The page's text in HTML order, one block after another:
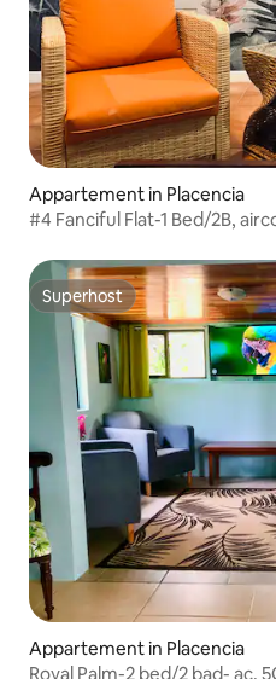
Appartement in Placencia
#4 Fanciful Flat-1 Bed/2B,
Superhost
Superhost
Appartement in Placencia
Royal Palm-2 bed/2 bad- ac,